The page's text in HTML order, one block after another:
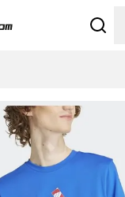
Odpre